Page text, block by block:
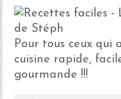
Pour tous ceux qui
cuisine rapide,
gourmande !!!